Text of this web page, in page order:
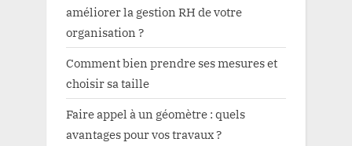
améliorer la gestion RH de votre
organisation ?
Comment bien prendre ses mesures et
choisir sa taille
Faire appel à un géomètre : quels
avantages pour vos travaux ?